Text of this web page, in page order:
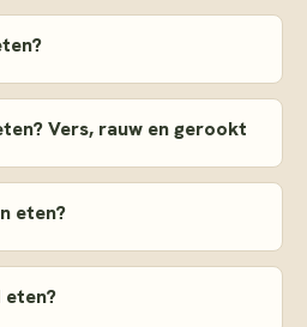
Vers, rauw en gerookt
eten?